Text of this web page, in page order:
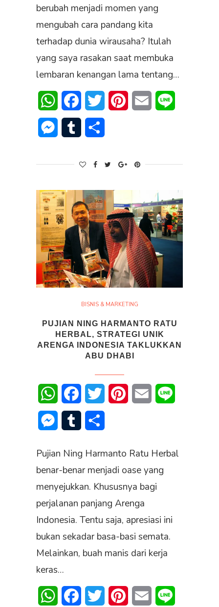
berubah menjadi momen yang
mengubah cara pandang kita
terhadap dunia wirausaha? Itulah
yang saya rasakan saat membuka
lembaran kenangan lama tentang…
WhatsAppFacebookTwitter PinterestEmail
Messenger
Tumblr
BISNIS & MARKETING
PUJIAN NING HARMANTO RATU
HERBAL, STRATEGI UNIK
ARENGA INDONESIA TAKLUKKAN
ABU DHABI
WhatsAppFacebookTwitter PinterestEmail
Messenger
Tumblr
Pujian Ning Harmanto Ratu Herbal
benar-benar menjadi oase yang
menyejukkan. Khususnya bagi
perjalanan panjang Arenga
Indonesia. Tentu saja, apresiasi ini
bukan sekadar basa-basi semata.
Melainkan, buah manis dari kerja
keras…
WhatsAppFacebookTwitter PinterestEmail